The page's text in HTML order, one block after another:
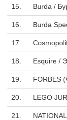
15. Burda /
16. Burda
17.
18. Esquire /
19. FORBES
20. LEGO
21.